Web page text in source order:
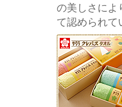
の美しさによ
て認められて